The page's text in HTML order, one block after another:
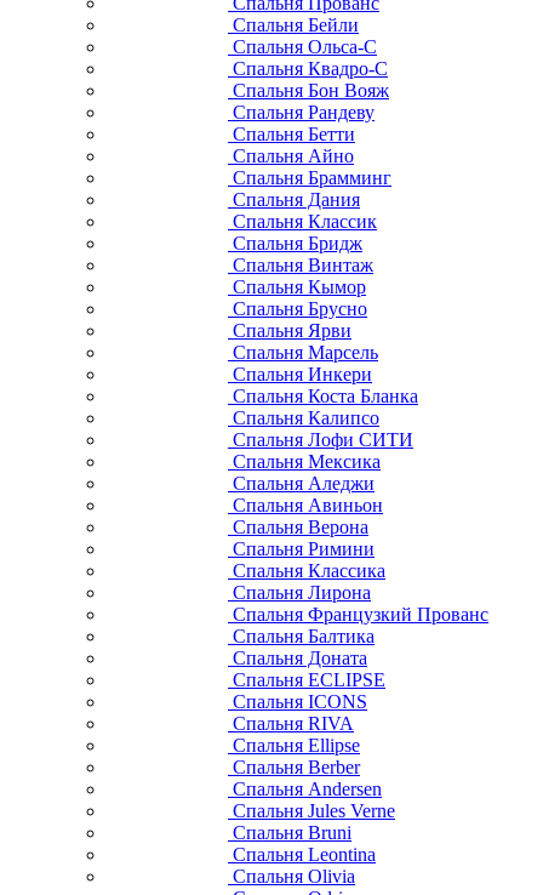
Спальня Бейли
Спальня Ольса-С
Спальня Квадро-С
Спальня Бон Вояж
Спальня Рандеву
Спальня Бетти
Спальня Айно
Спальня Брамминг
Спальня Дания
Спальня Классик
Спальня Бридж
Спальня Винтаж
Спальня Кымор
Спальня Брусно
Спальня Ярви
Спальня Марсель
Спальня Инкери
Спальня Коста Бланка
Спальня Калипсо
Спальня Лофи СИТИ
Спальня Мексика
Спальня Аледжи
Спальня Авиньон
Спальня Верона
Спальня Римини
Спальня Классика
Спальня Лирона
Спальня Французкий Прованс
Спальня Балтика
Спальня Доната
Спальня ECLIPSE
Спальня ICONS
Спальня RIVA
Спальня Ellipse
Спальня Berber
Спальня Andersen
Спальня Jules Verne
Спальня Bruni
Спальня Leontina
Спальня Olivia